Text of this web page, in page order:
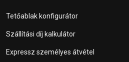
Tetőablak konfigurátor
Szállítási díj kalkulátor
Expressz személyes átvétel